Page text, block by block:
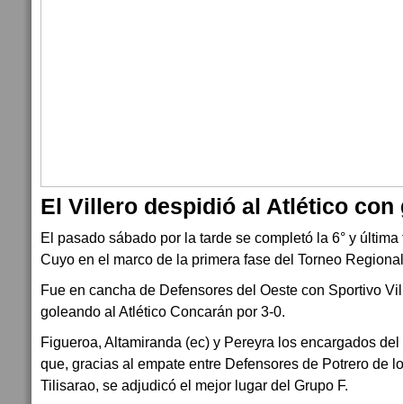
El Villero despidió al Atlético con
El pasado sábado por la tarde se completó la 6° y
Cuyo en el marco de la primera fase del Torneo
Fue en cancha de Defensores del Oeste con Sportivo
goleando al Atlético Concarán por 3-0.
Figueroa, Altamiranda (ec) y Pereyra los encargados
que, gracias al empate entre Defensores de Potrero de
Tilisarao, se adjudicó el mejor lugar del Grupo F.